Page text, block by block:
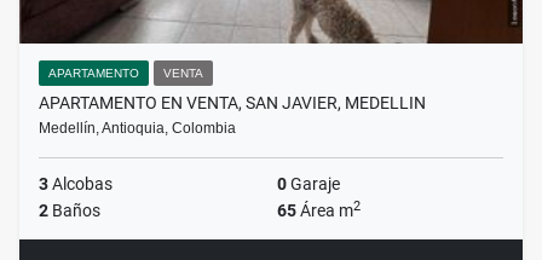
APARTAMENTO VENTA
APARTAMENTO EN VENTA, SAN JAVIER, MEDELLIN
Medellín, Antioquia, Colombia
3Alcobas 0Garaje
2 Baños 65Área m2